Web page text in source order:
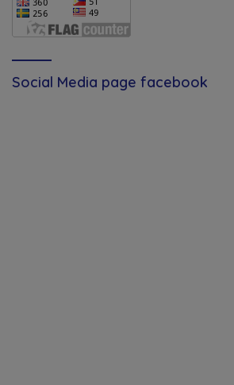
Social Media page facebook